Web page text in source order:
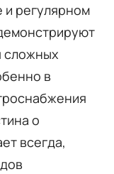
регулярном
сложных
в
о
всегда,